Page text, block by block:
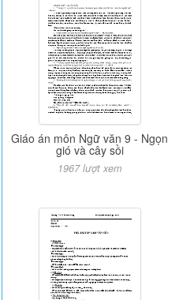
Giáo án môn Ngữ văn 9 - Ngọn
gió và cây sồi
1967 lượt xem